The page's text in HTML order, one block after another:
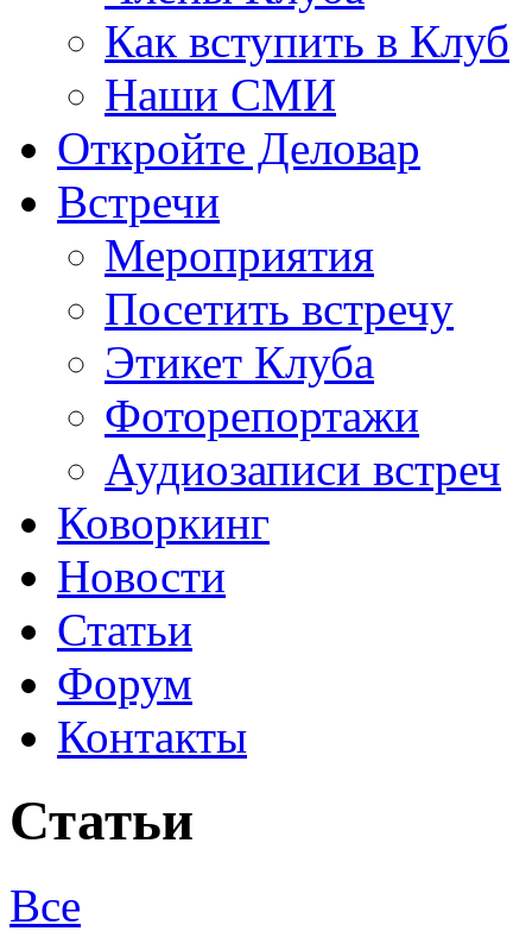
Как вступить в Клуб
Наши СМИ
Откройте Деловар
Встречи
Мероприятия
Посетить встречу
Этикет Клуба
Фоторепортажи
Аудиозаписи встреч
Коворкинг
Новости
Статьи
Форум
Контакты
Статьи
Все